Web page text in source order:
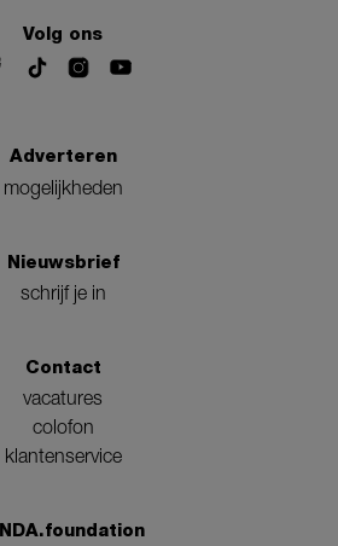
Volg ons
Adverteren
mogelijkheden
Nieuwsbrief
schrijf je in
Contact
vacatures
colofon
klantenservice